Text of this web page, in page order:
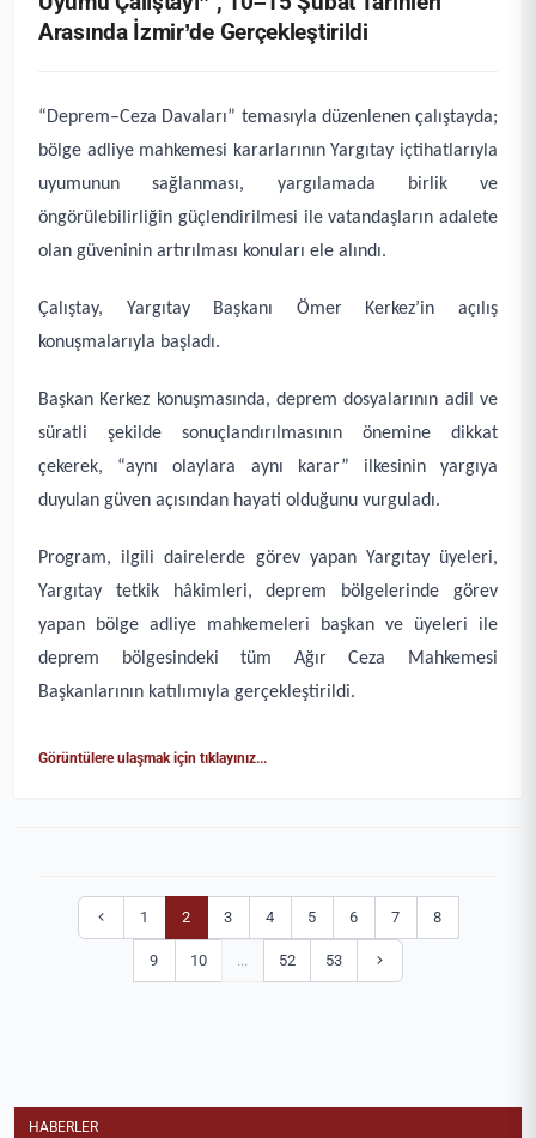
Arasında İzmir’de Gerçekleştirildi
“Deprem–Ceza Davaları” temasıyla düzenlenen çalıştayda;
bölge adliye mahkemesi kararlarının Yargıtay içtihatlarıyla
uyumunun sağlanması, yargılamada birlik ve
öngörülebilirliğin güçlendirilmesi ile vatandaşların adalete
olan güveninin artırılması konuları ele alındı.
Çalıştay, Yargıtay Başkanı Ömer Kerkez’in açılış
konuşmalarıyla başladı.
Başkan Kerkez konuşmasında, deprem dosyalarının adil ve
süratli şekilde sonuçlandırılmasının önemine dikkat
çekerek, “aynı olaylara aynı karar” ilkesinin yargıya
duyulan güven açısından hayati olduğunu vurguladı.
Program, ilgili dairelerde görev yapan Yargıtay üyeleri,
Yargıtay tetkik hâkimleri, deprem bölgelerinde görev
yapan bölge adliye mahkemeleri başkan ve üyeleri ile
deprem bölgesindeki tüm Ağır Ceza Mahkemesi
Başkanlarının katılımıyla gerçekleştirildi.
Görüntülere ulaşmak için tıklayınız...
1 2 3 4 5 6 7 8
9 10 ... 52 53
HABERLER